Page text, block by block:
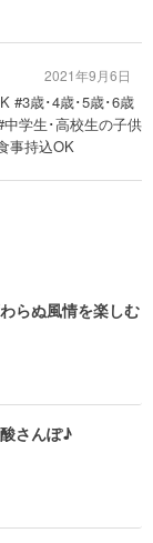
#3歳･4歳･5歳･6歳
学生･高校生の子供
事持込OK
2021年9月6日
らぬ風情を楽しむ
さんぽ♪